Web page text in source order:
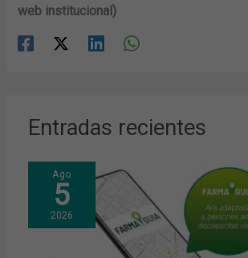
web institucional)
Entradas recientes
Ago
5
2026